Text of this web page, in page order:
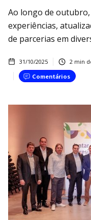
Ao longo de
experiências,
de parcerias em
31/10/2025 2 min
Comentários